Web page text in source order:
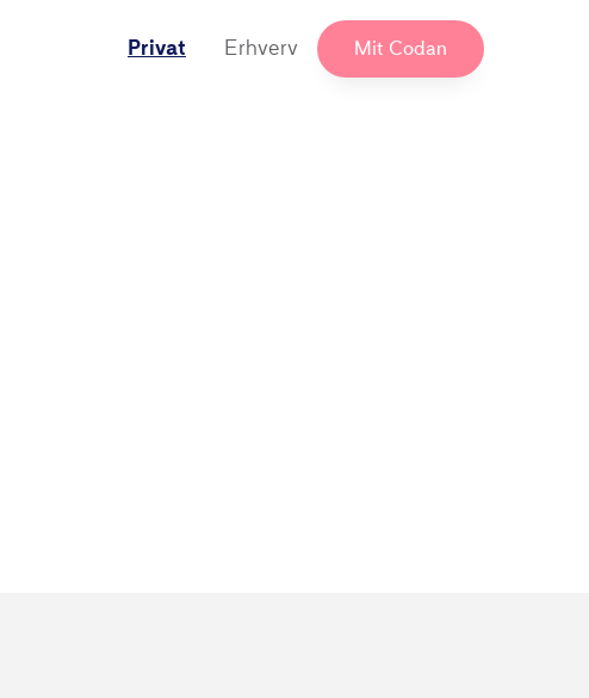
Privat Erhverv Mit Codan